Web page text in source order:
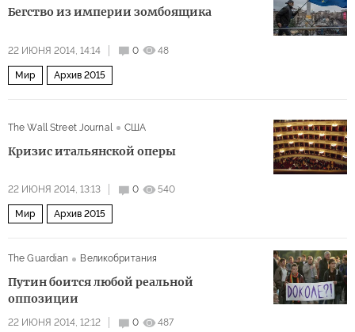
Бегство из империи зомбоящика
22 ИЮНЯ 2014, 14:14 0 48
Мир Архив 2015
The Wall Street Journal США
Кризис итальянской оперы
22 ИЮНЯ 2014, 13:13 0 540
Мир Архив 2015
The Guardian Великобритания
Путин боится любой реальной
оппозиции
22 ИЮНЯ 2014, 12:12 0 487